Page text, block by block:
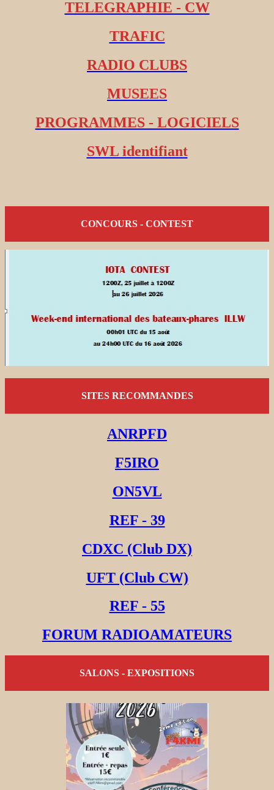
TELEGRAPHIE - CW
TRAFIC
RADIO CLUBS
MUSEES
PROGRAMMES - LOGICIELS
SWL identifiant
CONCOURS - CONTEST
SITES RECOMMANDES
ANRPFD
F5IRO
ON5VL
REF - 39
CDXC (Club DX)
UFT (Club CW)
REF - 55
FORUM RADIOAMATEURS
SALONS - EXPOSITIONS